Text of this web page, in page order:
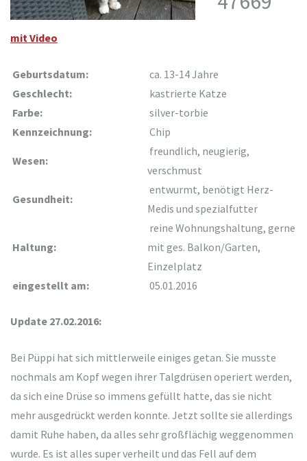
mit Video
Geburtsdatum:
ca. 13-14 Jahre
Geschlecht:
kastrierte Katze
Farbe:
silver-torbie
Kennzeichnung:
Chip
Wesen:
freundlich, neugierig,
verschmust
Gesundheit:
entwurmt, benötigt Herz-
Medis und spezialfutter
Haltung:
reine Wohnungshaltung, gerne
mit ges. Balkon/Garten,
Einzelplatz
eingestellt am:
05.01.2016
Update 27.02.2016:
Bei Püppi hat sich mittlerweile einiges getan. Sie musste
nochmals am Kopf wegen ihrer Talgdrüsen operiert werden,
da sich eine Drüse so immens gefüllt hatte, das sie nicht
mehr ausgedrückt werden konnte. Jetzt sollte sie allerdings
damit Ruhe haben, da alles sehr großflächig weggenommen
wurde. Es ist alles super verheilt und das Fell auf dem